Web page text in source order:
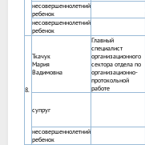
несовершеннолетний
ребенок
несовершеннолетний
ребенок
8.
Ткачук
Мария
Вадимовна
Главный
специалист
организационного
сектора отдела по
организационно-
протокольной
работе
супруг
несовершеннолетний
ребенок